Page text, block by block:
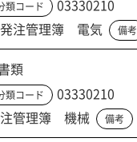
類コード 03330210
注管理簿 電気 備考
類
類コード 03330210
管理簿 機械 備考